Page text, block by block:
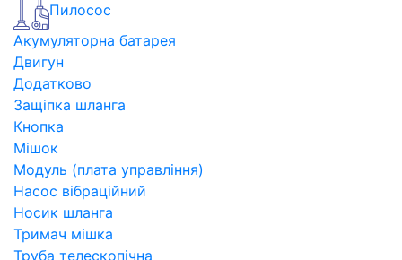
Пилосос
Акумуляторна батарея
Двигун
Додатково
Защіпка шланга
Кнопка
Мішок
Модуль (плата управління)
Насос вібраційний
Носик шланга
Тримач мішка
Труба телескопічна